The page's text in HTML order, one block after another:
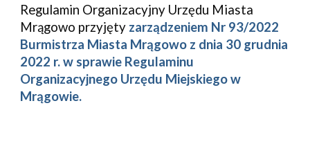
Regulamin Organizacyjny Urzędu Miasta
Mrągowo przyjęty zarządzeniem Nr 93/2022
Burmistrza Miasta Mrągowo z dnia 30 grudnia
2022 r. w sprawie Regulaminu
Organizacyjnego Urzędu Miejskiego w
Mrągowie.